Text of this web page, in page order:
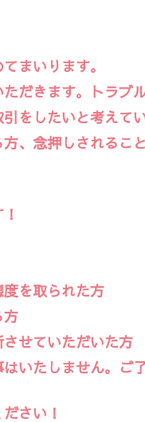
まいります。
だきます。トラブ
をしたいと考えてい
、念押しされるこ
を取られた方
方
せていただいた方
たしません。ご了
さい！